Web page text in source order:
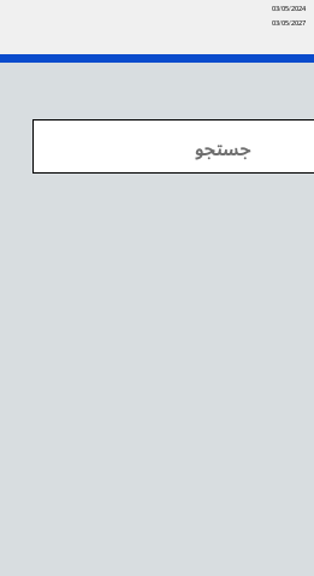
03/05/2024
03/05/2027